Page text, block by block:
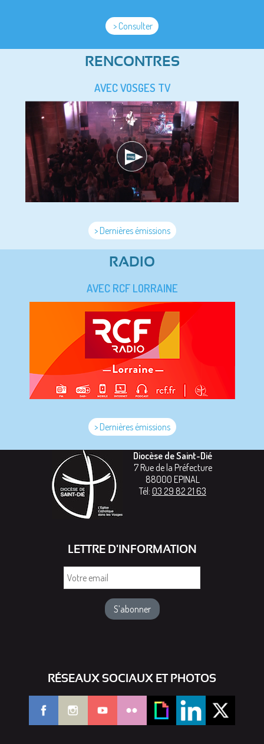
> Consulter
RENCONTRES
AVEC VOSGES TV
> Dernières émissions
RADIO
AVEC RCF LORRAINE
> Dernières émissions
Diocèse de Saint-Dié
7 Rue de la Préfecture
88000 EPINAL
Tél: 03 29 82 21 63
LETTRE D'INFORMATION
RÉSEAUX SOCIAUX ET PHOTOS